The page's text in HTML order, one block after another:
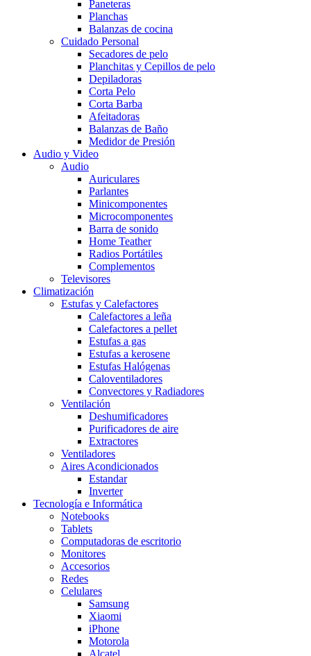
Paneteras
Planchas
Balanzas de cocina
Cuidado Personal
Secadores de pelo
Planchitas y Cepillos de pelo
Depiladoras
Corta Pelo
Corta Barba
Afeitadoras
Balanzas de Baño
Medidor de Presión
Audio y Video
Audio
Auriculares
Parlantes
Minicomponentes
Microcomponentes
Barra de sonido
Home Teather
Radios Portátiles
Complementos
Televisores
Climatización
Estufas y Calefactores
Calefactores a leña
Calefactores a pellet
Estufas a gas
Estufas a kerosene
Estufas Halógenas
Caloventiladores
Convectores y Radiadores
Ventilación
Deshumificadores
Purificadores de aire
Extractores
Ventiladores
Aires Acondicionados
Estandar
Inverter
Tecnología e Informática
Notebooks
Tablets
Computadoras de escritorio
Monitores
Accesorios
Redes
Celulares
Samsung
Xiaomi
iPhone
Motorola
Alcatel